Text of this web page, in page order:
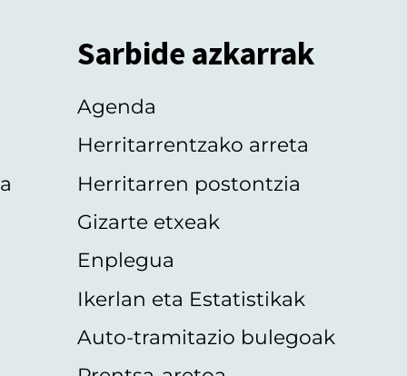
Sarbide azkarrak
Agenda
Herritarrentzako arreta
Herritarren postontzia
Gizarte etxeak
Enplegua
Ikerlan eta Estatistikak
Auto-tramitazio bulegoak